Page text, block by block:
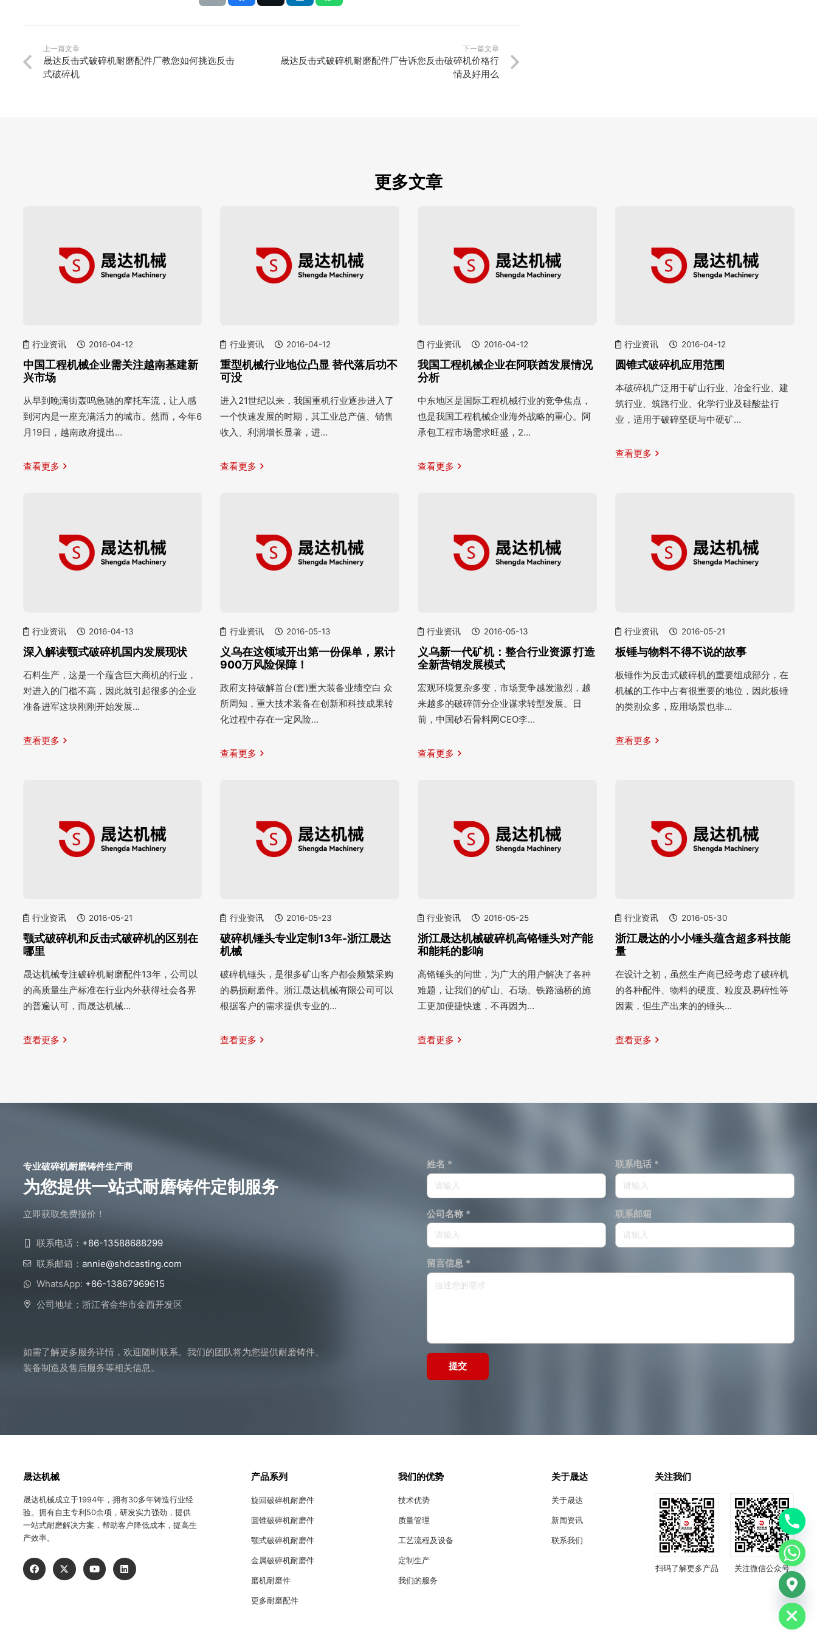
上一篇文章
晟达反击式破碎机耐磨配件厂教您如何挑选反击
式破碎机
下一篇文章
晟达反击式破碎机耐磨配件厂告诉您反击破碎机价格行
情及好用么
更多文章
行业资讯 2016-04-12
中国工程机械企业需关注越南基建新
兴市场
从早到晚满街轰呜急驰的摩托车流，让人感
到河内是一座充满活力的城市。然而，今年6
月19日，越南政府提出…
查看更多
行业资讯 2016-04-12
重型机械行业地位凸显 替代落后功不
可没
进入21世纪以来，我国重机行业逐步进入了
一个快速发展的时期，其工业总产值、销售
收入、利润增长显著，进…
查看更多
行业资讯 2016-04-12
我国工程机械企业在阿联酋发展情况
分析
中东地区是国际工程机械行业的竞争焦点，
也是我国工程机械企业海外战略的重心。阿
承包工程市场需求旺盛，2…
查看更多
行业资讯 2016-04-12
圆锥式破碎机应用范围
本破碎机广泛用于矿山行业、冶金行业、建
筑行业、筑路行业、化学行业及硅酸盐行
业，适用于破碎坚硬与中硬矿…
查看更多
行业资讯 2016-04-13
深入解读颚式破碎机国内发展现状
石料生产，这是一个蕴含巨大商机的行业，
对进入的门槛不高，因此就引起很多的企业
准备进军这块刚刚开始发展…
查看更多
行业资讯 2016-05-13
义乌在这领域开出第一份保单，累计
900万风险保障！
政府支持破解首台(套)重大装备业绩空白 众
所周知，重大技术装备在创新和科技成果转
化过程中存在一定风险…
查看更多
行业资讯 2016-05-13
义乌新一代矿机：整合行业资源 打造
全新营销发展模式
宏观环境复杂多变，市场竞争越发激烈，越
来越多的破碎筛分企业谋求转型发展。日
前，中国砂石骨料网CEO李…
查看更多
行业资讯 2016-05-21
板锤与物料不得不说的故事
板锤作为反击式破碎机的重要组成部分，在
机械的工作中占有很重要的地位，因此板锤
的类别众多，应用场景也非…
查看更多
行业资讯 2016-05-21
颚式破碎机和反击式破碎机的区别在
哪里
晟达机械专注破碎机耐磨配件13年，公司以
的高质量生产标准在行业内外获得社会各界
的普遍认可，而晟达机械…
查看更多
行业资讯 2016-05-23
破碎机锤头专业定制13年-浙江晟达
机械
破碎机锤头，是很多矿山客户都会频繁采购
的易损耐磨件。浙江晟达机械有限公司可以
根据客户的需求提供专业的…
查看更多
行业资讯 2016-05-25
浙江晟达机械破碎机高铬锤头对产能
和能耗的影响
高铬锤头的问世，为广大的用户解决了各种
难题，让我们的矿山、石场、铁路涵桥的施
工更加便捷快速，不再因为…
查看更多
行业资讯 2016-05-30
浙江晟达的小小锤头蕴含超多科技能
量
在设计之初，虽然生产商已经考虑了破碎机
的各种配件、物料的硬度、粒度及易碎性等
因素，但生产出来的的锤头…
查看更多
专业破碎机耐磨铸件生产商
为您提供一站式耐磨铸件定制服务
立即获取免费报价！
联系电话： +86-13588688299
联系邮箱： annie@shdcasting.com
WhatsApp: +86-13867969615
公司地址：浙江省金华市金西开发区
如需了解更多服务详情，欢迎随时联系。我们的团队将为您提供耐磨铸件、
装备制造及售后服务等相关信息。
姓名 * 联系电话 *
公司名称 * 联系邮箱
留言信息 *
提交
晟达机械
晟达机械成立于1994年，拥有30多年铸造行业经
验。拥有自主专利50余项，研发实力强劲，提供
一站式耐磨解决方案，帮助客户降低成本，提高生
产效率。
产品系列
旋回破碎机耐磨件
圆锥破碎机耐磨件
颚式破碎机耐磨件
金属破碎机耐磨件
磨机耐磨件
更多耐磨配件
我们的优势
技术优势
质量管理
工艺流程及设备
定制生产
我们的服务
关于晟达
关于晟达
新闻资讯
联系我们
关注我们
扫码了解更多产品 关注微信公众号
Hide
chaty